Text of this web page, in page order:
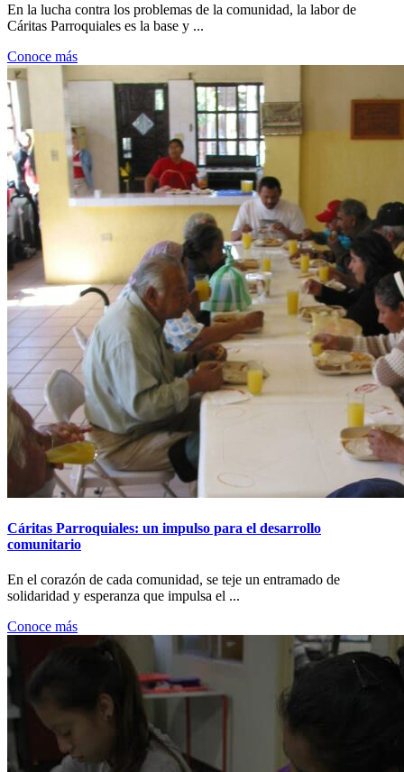
En la lucha contra los problemas de la comunidad, la labor de
Cáritas Parroquiales es la base y ...
Conoce más
Cáritas Parroquiales: un impulso para el desarrollo
comunitario
En el corazón de cada comunidad, se teje un entramado de
solidaridad y esperanza que impulsa el ...
Conoce más